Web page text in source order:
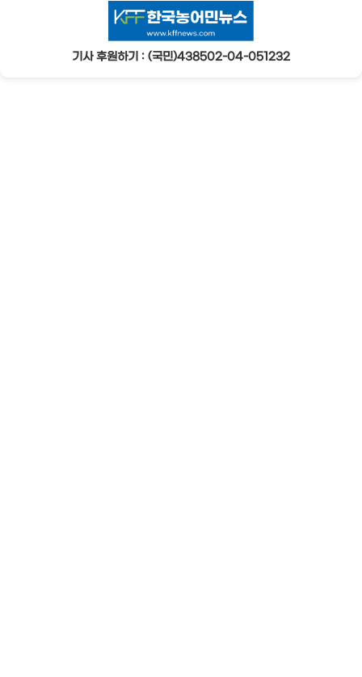
기사 후원하기 : (국민)438502-04-051232